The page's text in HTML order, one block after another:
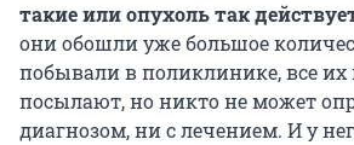
такие или опухоль так
они обошли уже большое
побывали в поликлинике, все их
посылают, но никто не может
диагнозом, ни с лечением. И у